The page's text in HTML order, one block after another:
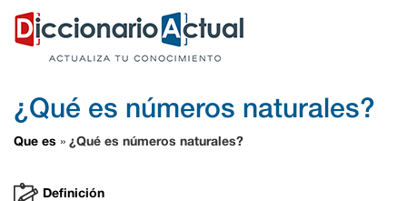
¿Qué es números naturales?
Que es » ¿Qué es números naturales?
Definición